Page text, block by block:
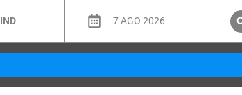
IND 7 AGO 2026